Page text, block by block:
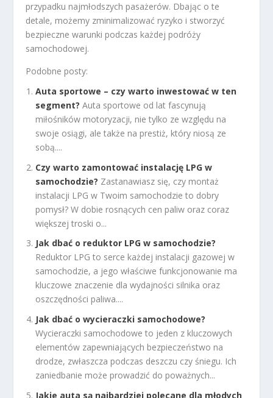
przypadku najmłodszych pasażerów. Dbając o te
detale, możemy zminimalizować ryzyko i stworzyć
bezpieczne warunki podczas każdej podróży
samochodowej.
Podobne posty:
Auta sportowe – czy warto inwestować w ten
segment? Auta sportowe od lat fascynują
miłośników motoryzacji, nie tylko ze względu na
swoje osiągi, ale także na prestiż, który niosą ze
sobą....
Czy warto zamontować instalację LPG w
samochodzie? Zastanawiasz się, czy montaż
instalacji LPG w Twoim samochodzie to dobry
pomysł? W dobie rosnących cen paliw oraz coraz
większej troski o...
Jak dbać o reduktor LPG w samochodzie?
Reduktor LPG to serce każdej instalacji gazowej w
samochodzie, a jego właściwe funkcjonowanie ma
kluczowe znaczenie dla wydajności silnika oraz
oszczędności paliwa....
Jak dbać o wycieraczki samochodowe?
Wycieraczki samochodowe to jeden z kluczowych
elementów zapewniających bezpieczeństwo na
drodze, zwłaszcza podczas deszczu czy śniegu. Ich
zaniedbanie może prowadzić do poważnych...
Jakie auta są najbardziej polecane dla młodych